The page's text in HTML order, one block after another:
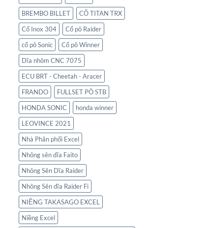
BREMBO BILLET
CỔ TITAN TRX
Cổ Inox 304
Cổ pô Raider
cổ pô Sonic
Cổ pô Winner
Dĩa nhôm CNC 7075
ECU BRT - Cheetah - Aracer
FRANDO
FULLSET PÔ STB
HONDA SONIC
honda winner
LEOVINCE 2021
Nhà Phân phối Excel
Nhông sên dĩa Faito
Nhông Sên Dĩa Raider
Nhông Sên dĩa Raider Fi
NIỀNG TAKASAGO EXCEL
Niềng Excel